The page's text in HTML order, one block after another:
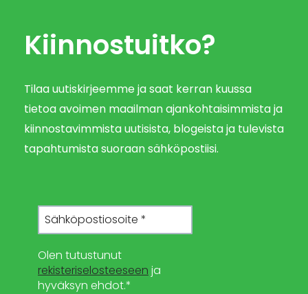
Kiinnostuitko?
Tilaa uutiskirjeemme ja saat kerran kuussa
tietoa avoimen maailman ajankohtaisimmista ja
kiinnostavimmista uutisista, blogeista ja tulevista
tapahtumista suoraan sähköpostiisi.
Olen tutustunut
rekisteriselosteeseen ja
hyväksyn ehdot.*